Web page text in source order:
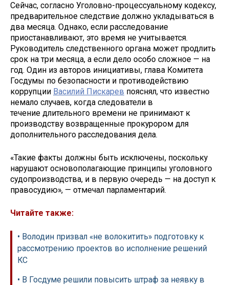
Сейчас, согласно Уголовно-процессуальному кодексу,
предварительное следствие должно укладываться в
два месяца. Однако, если расследование
приостанавливают, это время не учитывается.
Руководитель следственного органа может продлить
срок на три месяца, а если дело особо сложное — на
год. Один из авторов инициативы, глава Комитета
Госдумы по безопасности и противодействию
коррупции Василий Пискарев пояснял, что известно
немало случаев, когда следователи в
течение длительного времени не принимают к
производству возвращенные прокурором для
дополнительного расследования дела.
«Такие факты должны быть исключены, поскольку
нарушают основополагающие принципы уголовного
судопроизводства, и в первую очередь — на доступ к
правосудию», — отмечал парламентарий.
Читайте также:
• Володин призвал «не волокитить» подготовку к
рассмотрению проектов во исполнение решений
КС
• В Госдуме решили повысить штраф за неявку в